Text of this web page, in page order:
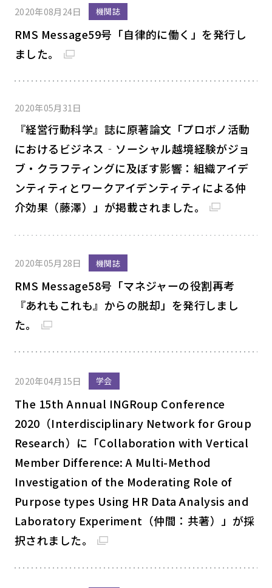
2020年08月24日 機関誌
RMS Message59号「自律的に働く」を発行し
ました。
2020年05月31日
『経営行動科学』誌に原著論文「プロボノ活動
におけるビジネス‐ソーシャル越境経験がジョ
ブ・クラフティングに及ぼす影響：組織アイデ
ンティティとワークアイデンティティによる仲
介効果（藤澤）」が掲載されました。
2020年05月28日 機関誌
RMS Message58号「マネジャーの役割再考
『あれもこれも』からの脱却」を発行しまし
た。
2020年04月15日 学会
The 15th Annual INGRoup Conference
2020（Interdisciplinary Network for Group
Research）に「Collaboration with Vertical
Member Difference: A Multi-Method
Investigation of the Moderating Role of
Purpose types Using HR Data Analysis and
Laboratory Experiment（仲間：共著）」が採
択されました。